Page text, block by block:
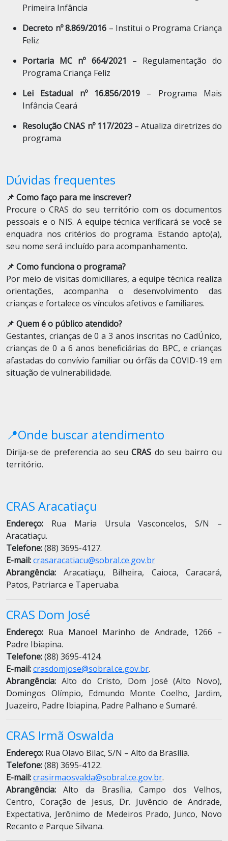
Primeira Infância
Decreto nº 8.869/2016 – Institui o Programa Criança
Feliz
Portaria MC nº 664/2021 – Regulamentação do
Programa Criança Feliz
Lei Estadual nº 16.856/2019 – Programa Mais
Infância Ceará
Resolução CNAS nº 117/2023– Atualiza diretrizes do
programa
Dúvidas frequentes
📌 Como faço para me inscrever?
Procure o CRAS do seu território com os documentos
pessoais e o NIS. A equipe técnica verificará se você se
enquadra nos critérios do programa. Estando apto(a),
seu nome será incluído para acompanhamento.
📌 Como funciona o programa?
Por meio de visitas domiciliares, a equipe técnica realiza
orientações, acompanha o desenvolvimento das
crianças e fortalece os vínculos afetivos e familiares.
📌 Quem é o público atendido?
Gestantes, crianças de 0 a 3 anos inscritas no CadÚnico,
crianças de 0 a 6 anos beneficiárias do BPC, e crianças
afastadas do convívio familiar ou órfãs da COVID-19 em
situação de vulnerabilidade.
📍Onde buscar atendimento
Dirija-se de preferencia ao seuCRAS do seu bairro ou
território.
CRAS Aracatiaçu
Endereço: Rua Maria Ursula Vasconcelos, S/N –
Aracatiaçu.
Telefone:(88) 3695-4127.
E-mail:crasaracatiacu@sobral.ce.gov.br
Abrangência: Aracatiaçu, Bilheira, Caioca, Caracará,
Patos, Patriarca e Taperuaba.
CRAS Dom José
Endereço: Rua Manoel Marinho de Andrade, 1266 –
Padre Ibiapina.
Telefone:(88) 3695-4124.
E-mail:crasdomjose@sobral.ce.gov.br.
Abrangência: Alto do Cristo, Dom José (Alto Novo),
Domingos Olímpio, Edmundo Monte Coelho, Jardim,
Juazeiro, Padre Ibiapina, Padre Palhano e Sumaré.
CRAS Irmã Oswalda
Endereço: Rua Olavo Bilac, S/N – Alto da Brasília.
Telefone:(88) 3695-4122.
E-mail:crasirmaosvalda@sobral.ce.gov.br.
Abrangência: Alto da Brasília, Campo dos Velhos,
Centro, Coração de Jesus, Dr. Juvêncio de Andrade,
Expectativa, Jerônimo de Medeiros Prado, Junco, Novo
Recanto e Parque Silvana.